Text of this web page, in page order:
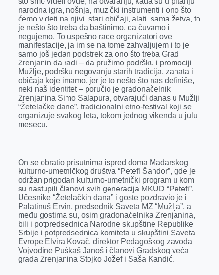
o
k
g
e
r
I
n
p
p
narodna igra, nošnja, muzički instrumenti i ono što
ćemo videti na njivi, stari običaji, alati, sama žetva, to
je nešto što treba da baštinimo, da čuvamo i
negujemo. To uspešno rade organizatori ove
manifestacije, ja im se na tome zahvaljujem i to je
samo još jedan podstrek za ono što treba Grad
Zrenjanin da radi – da pružimo podršku i promociji
Mužlje, podršku negovanju starih tradicija, zanata i
običaja koje imamo, jer je to nešto što nas definiše,
neki naš identitet – poručio je gradonačelnik
Zrenjanina Simo Salapura, otvarajući danas u Mužlji
“Žetelačke dane”, tradicionalni etno-festival koji se
organizuje svakog leta, tokom jednog vikenda u julu
mesecu.
On se obratio prisutnima ispred doma Mađarskog
kulturno-umetničkog društva “Petefi Šandor”, gde je
održan prigodan kulturno-umetnički program u kom
su nastupili članovi svih generacija MKUD “Petefi”.
Učesnike “Žetelačkih dana” i goste pozdravio je i
Palatinuš Ervin, predsednik Saveta MZ “Mužlja”, a
među gostima su, osim gradonačelnika Zrenjanina,
bili i potpredsednica Narodne skupštine Republike
Srbije i potpredsednica komiteta u skupštini Saveta
Evrope Elvira Kovač, direktor Pedagoškog zavoda
Vojvodine Puškaš Janoš i članovi Gradskog veća
grada Zrenjanina Stojko Jožef i Saša Kandić.